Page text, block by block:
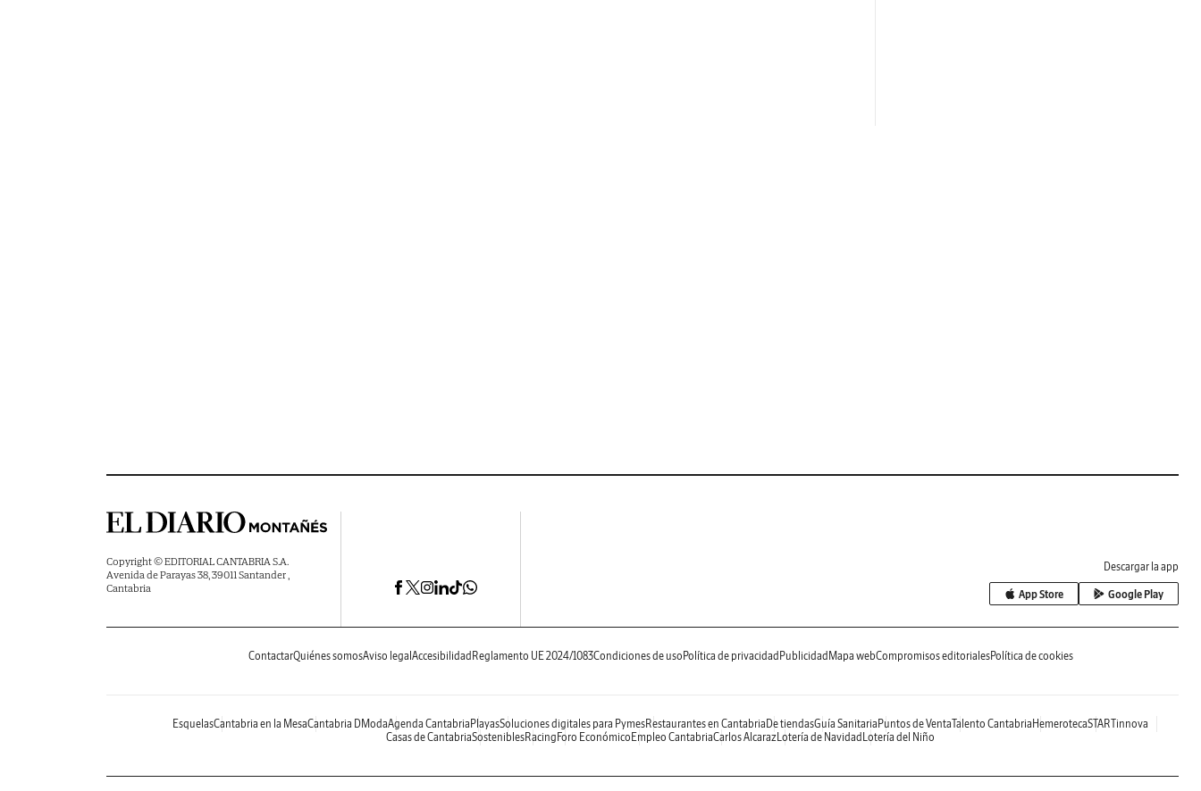
Copyright © EDITORIAL CANTABRIA S.A.
Avenida de Parayas 38, 39011 Santander ,
Cantabria
Descargar la app
App Store Google Play
ContactarQuiénes somosAviso legal Accesibilidad Reglamento UE 2024/1083Condiciones de uso Política de privacidad Publicidad Mapa webCompromisos editorialesPolítica de cookies
EsquelasCantabria en la MesaCantabria DModaAgenda Cantabria PlayasSoluciones digitales para PymesRestaurantes en Cantabria De tiendasGuía Sanitaria Puntos de VentaTalento Cantabria HemerotecaSTARTinnova
Casas de CantabriaSosteniblesRacing Foro Económico Empleo CantabriaCarlos AlcarazLotería de Navidad Lotería del Niño